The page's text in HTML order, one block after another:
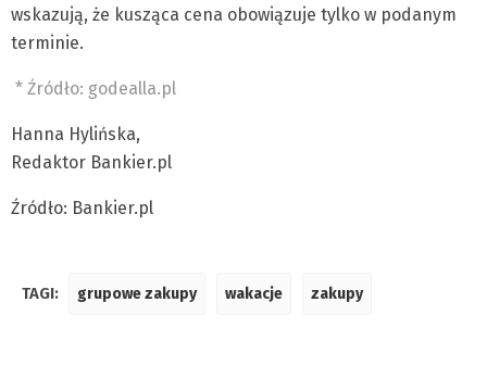
wskazują, że kusząca cena obowiązuje tylko w podanym
terminie.
* Źródło: godealla.pl
Hanna Hylińska,
Redaktor Bankier.pl
Źródło: Bankier.pl
TAGI: grupowe zakupy wakacje zakupy